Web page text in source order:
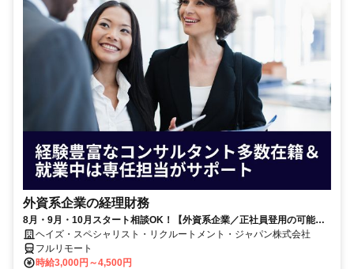
外資系企業の経理財務
8月・9月・10月スタート相談OK！【外資系企業／正社員登用の可能性
大／700万～800万／リモート勤務OK】経理財務
ヘイズ・スペシャリスト・リクルートメント・ジャパン株式会社
フルリモート
時給3,000円～4,500円